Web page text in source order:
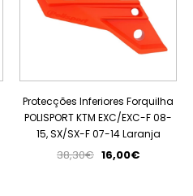
Protecções Inferiores Forquilha
POLISPORT KTM EXC/EXC-F 08-
15, SX/SX-F 07-14 Laranja
38,30€ 16,00€